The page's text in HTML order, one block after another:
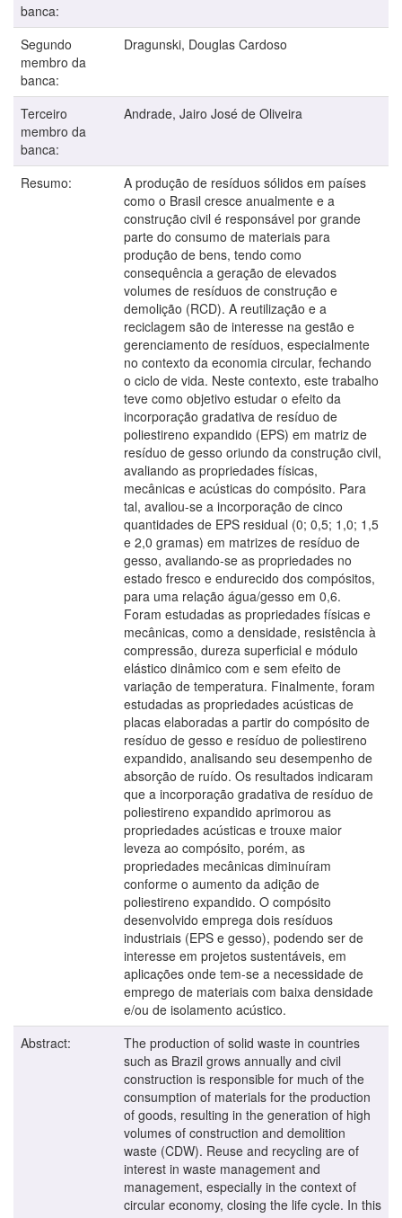
banca:
Segundo
membro da
banca:
Dragunski, Douglas Cardoso
Terceiro
membro da
banca:
Andrade, Jairo José de Oliveira
Resumo:
A produção de resíduos sólidos em países
como o Brasil cresce anualmente e a
construção civil é responsável por grande
parte do consumo de materiais para
produção de bens, tendo como
consequência a geração de elevados
volumes de resíduos de construção e
demolição (RCD). A reutilização e a
reciclagem são de interesse na gestão e
gerenciamento de resíduos, especialmente
no contexto da economia circular, fechando
o ciclo de vida. Neste contexto, este trabalho
teve como objetivo estudar o efeito da
incorporação gradativa de resíduo de
poliestireno expandido (EPS) em matriz de
resíduo de gesso oriundo da construção civil,
avaliando as propriedades físicas,
mecânicas e acústicas do compósito. Para
tal, avaliou-se a incorporação de cinco
quantidades de EPS residual (0; 0,5; 1,0; 1,5
e 2,0 gramas) em matrizes de resíduo de
gesso, avaliando-se as propriedades no
estado fresco e endurecido dos compósitos,
para uma relação água/gesso em 0,6.
Foram estudadas as propriedades físicas e
mecânicas, como a densidade, resistência à
compressão, dureza superficial e módulo
elástico dinâmico com e sem efeito de
variação de temperatura. Finalmente, foram
estudadas as propriedades acústicas de
placas elaboradas a partir do compósito de
resíduo de gesso e resíduo de poliestireno
expandido, analisando seu desempenho de
absorção de ruído. Os resultados indicaram
que a incorporação gradativa de resíduo de
poliestireno expandido aprimorou as
propriedades acústicas e trouxe maior
leveza ao compósito, porém, as
propriedades mecânicas diminuíram
conforme o aumento da adição de
poliestireno expandido. O compósito
desenvolvido emprega dois resíduos
industriais (EPS e gesso), podendo ser de
interesse em projetos sustentáveis, em
aplicações onde tem-se a necessidade de
emprego de materiais com baixa densidade
e/ou de isolamento acústico.
Abstract:
The production of solid waste in countries
such as Brazil grows annually and civil
construction is responsible for much of the
consumption of materials for the production
of goods, resulting in the generation of high
volumes of construction and demolition
waste (CDW). Reuse and recycling are of
interest in waste management and
management, especially in the context of
circular economy, closing the life cycle. In this